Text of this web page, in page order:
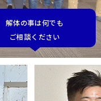
解体の事は何でも
ご相談ください